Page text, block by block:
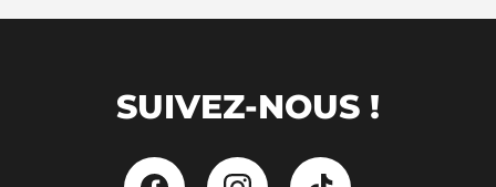
SUIVEZ-NOUS !